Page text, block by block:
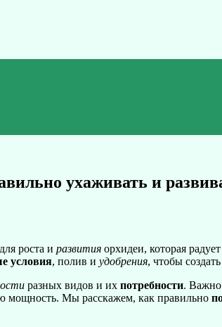
ухаживать и
для роста и развития орхидеи, которая
условия, полив и удобрения, чтобы
разных видов и их потребности.
мощность. Мы расскажем, как правильно